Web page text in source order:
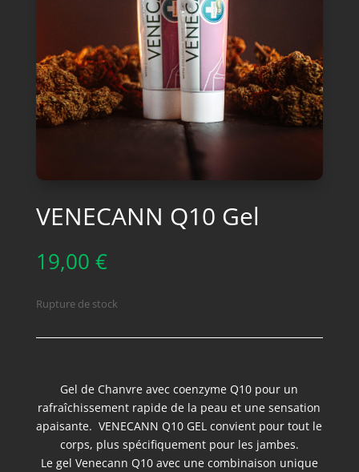
VENECANN Q10 Gel
19,00 €
Rupture de stock
Gel de Chanvre avec coenzyme Q10 pour un
rafraîchissement rapide de la peau et une sensation
apaisante. VENECANN Q10 GEL convient pour tout le
corps, plus spécifiquement pour les jambes.
Le gel Venecann Q10 avec une combinaison unique